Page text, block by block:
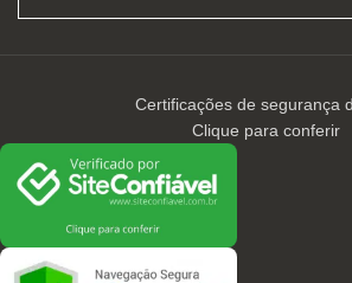
Certificações de segurança
Clique para conferir